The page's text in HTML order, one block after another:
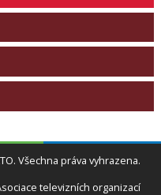
Všechna práva vyhrazena.
televizních organizací